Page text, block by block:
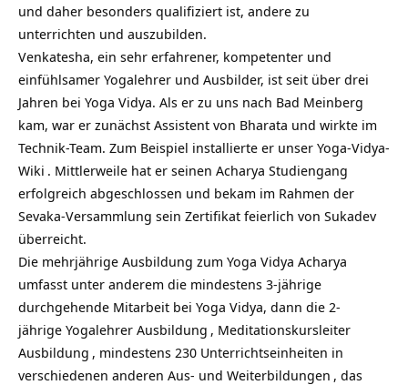
und daher besonders qualifiziert ist, andere zu
unterrichten und auszubilden.
Venkatesha, ein sehr erfahrener, kompetenter und
einfühlsamer Yogalehrer und Ausbilder, ist seit über drei
Jahren bei Yoga Vidya. Als er zu uns nach Bad Meinberg
kam, war er zunächst Assistent von Bharata und wirkte im
Technik-Team. Zum Beispiel installierte er unser Yoga-Vidya-
Wiki . Mittlerweile hat er seinen Acharya Studiengang
erfolgreich abgeschlossen und bekam im Rahmen der
Sevaka-Versammlung sein Zertifikat feierlich von Sukadev
überreicht.
Die mehrjährige Ausbildung zum Yoga Vidya Acharya
umfasst unter anderem die mindestens 3-jährige
durchgehende Mitarbeit bei Yoga Vidya, dann die 2-
jährige Yogalehrer Ausbildung , Meditationskursleiter
Ausbildung , mindestens 230 Unterrichtseinheiten in
verschiedenen anderen Aus- und Weiterbildungen , das